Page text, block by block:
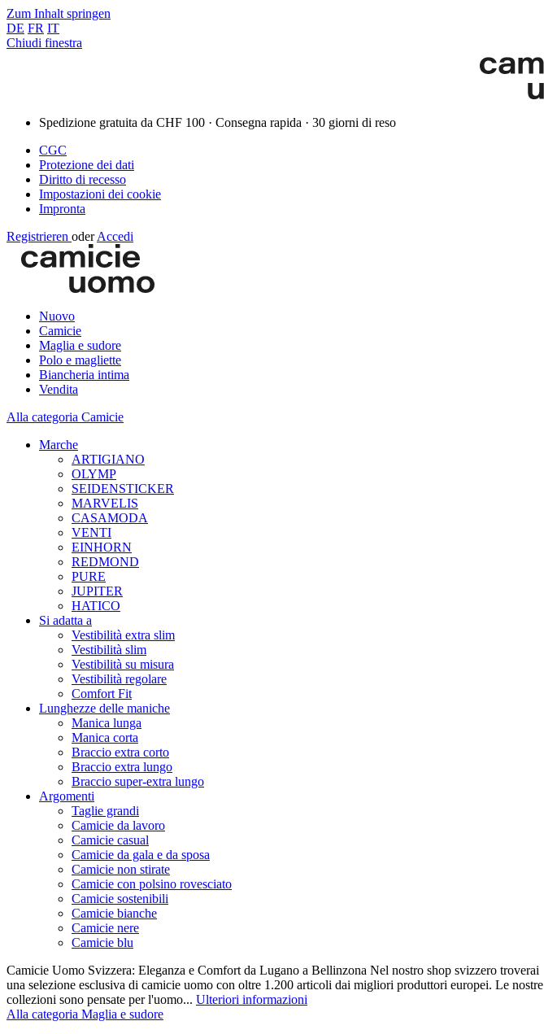
Zum Inhalt springen
DE FR IT
Chiudi finestra
Spedizione gratuita da CHF 100 · Consegna rapida · 30 giorni di reso
CGC
Protezione dei dati
Diritto di recesso
Impostazioni dei cookie
Impronta
Registrieren oder Accedi
Nuovo
Camicie
Maglia e sudore
Polo e magliette
Biancheria intima
Vendita
Alla categoria Camicie
Marche
ARTIGIANO
OLYMP
SEIDENSTICKER
MARVELIS
CASAMODA
VENTI
EINHORN
REDMOND
PURE
JUPITER
HATICO
Si adatta a
Vestibilità extra slim
Vestibilità slim
Vestibilità su misura
Vestibilità regolare
Comfort Fit
Lunghezze delle maniche
Manica lunga
Manica corta
Braccio extra corto
Braccio extra lungo
Braccio super-extra lungo
Argomenti
Taglie grandi
Camicie da lavoro
Camicie casual
Camicie da gala e da sposa
Camicie non stirate
Camicie con polsino rovesciato
Camicie sostenibili
Camicie bianche
Camicie nere
Camicie blu
Camicie Uomo Svizzera: Eleganza e Comfort da Lugano a Bellinzona Nel nostro shop svizzero troverai
una selezione esclusiva di camicie uomo con oltre 1.200 articoli dai migliori produttori europei. Le nostre
collezioni sono pensate per l'uomo... Ulteriori informazioni
Alla categoria Maglia e sudore